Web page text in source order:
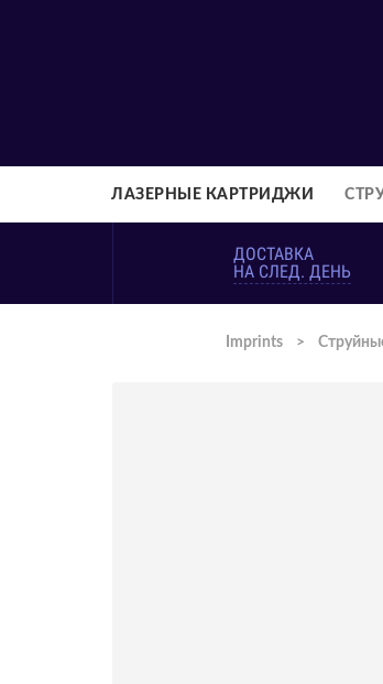
ЛАЗЕРНЫЕ КАРТРИДЖИ
ДОСТАВКА
НА СЛЕД. ДЕНЬ
Imprints >